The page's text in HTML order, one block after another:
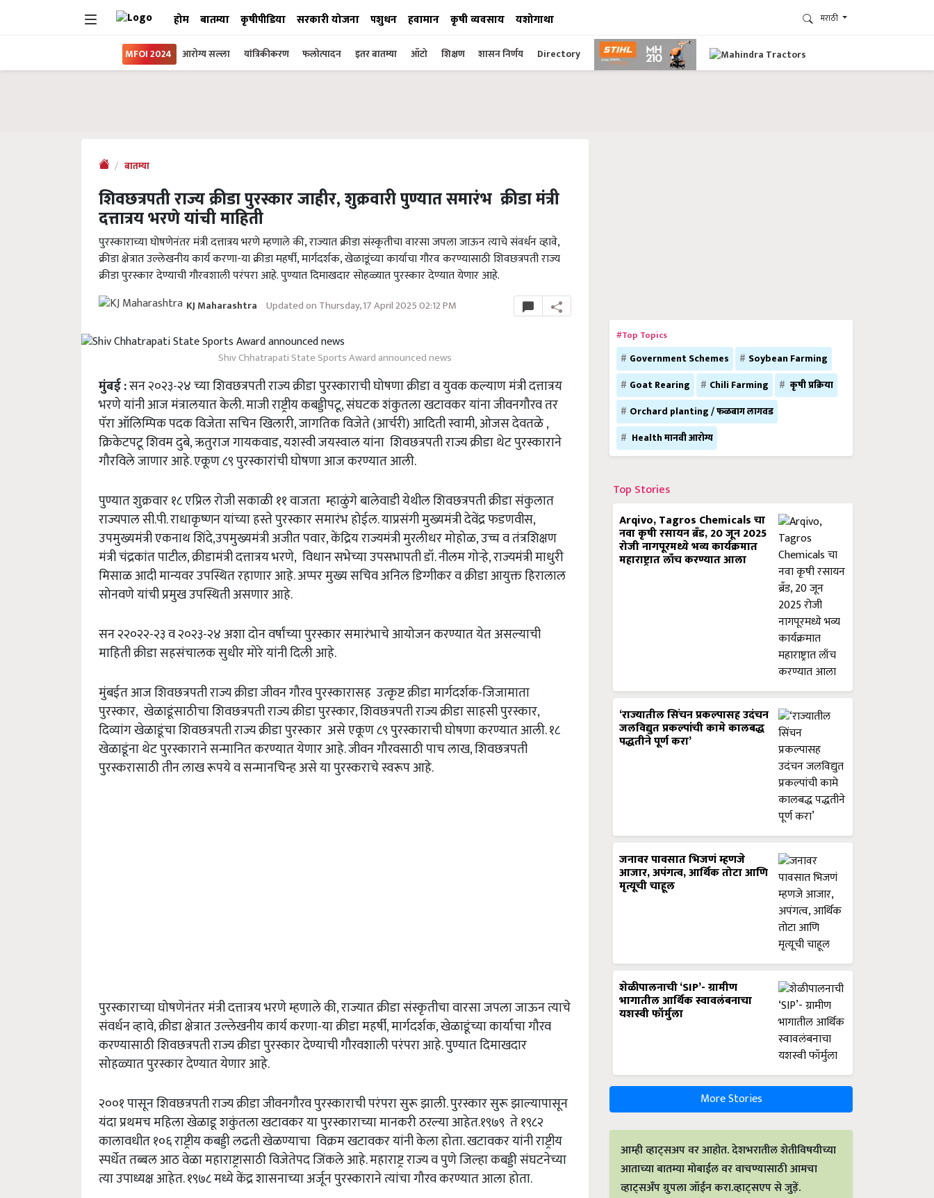
होम बातम्या कृषीपीडिया सरकारी योजना पशुधन हवामान कृषी व्यवसाय यशोगाथा मराठी
MFOI 2024 आरोग्य सल्ला यांत्रिकीकरण फलोत्पादन इतर बातम्या ऑटो शिक्षण शासन निर्णय Directory
बातम्या
शिवछत्रपती राज्य क्रीडा पुरस्कार जाहीर, शुक्रवारी पुण्यात समारंभ क्रीडा मंत्री
दत्तात्रय भरणे यांची माहिती
पुरस्काराच्या घोषणेनंतर मंत्री दत्तात्रय भरणे म्हणाले की, राज्यात क्रीडा संस्कृतीचा वारसा जपला जाऊन त्याचे संवर्धन व्हावे,
क्रीडा क्षेत्रात उल्लेखनीय कार्य करणा-या क्रीडा महर्षी, मार्गदर्शक, खेळाडूंच्या कार्याचा गौरव करण्यासाठी शिवछत्रपती राज्य
क्रीडा पुरस्कार देण्याची गौरवशाली परंपरा आहे. पुण्यात दिमाखदार सोहळ्यात पुरस्कार देण्यात येणार आहे.
KJ Maharashtra Updated on Thursday, 17 April 2025 02:12 PM
Shiv Chhatrapati State Sports Award announced news
मुंबई :सन २०२३-२४ च्या शिवछत्रपती राज्य क्रीडा पुरस्काराची घोषणा क्रीडा व युवक कल्याण मंत्री दत्तात्रय
भरणे यांनी आज मंत्रालयात केली. माजी राष्ट्रीय कबड्डीपटू, संघटक शंकुतला खटावकर यांना जीवनगौरव तर
पॅरा ऑलिम्पिक पदक विजेता सचिन खिलारी, जागतिक विजेते (आर्चरी) आदिती स्वामी, ओजस देवतळे ,
क्रिकेटपटू शिवम दुबे, ऋतुराज गायकवाड, यशस्वी जयस्वाल यांना शिवछत्रपती राज्य क्रीडा थेट पुरस्काराने
गौरविले जाणार आहे. एकूण ८९ पुरस्कारांची घोषणा आज करण्यात आली.
पुण्यात शुक्रवार १८ एप्रिल रोजी सकाळी ११ वाजता म्हाळुंगे बालेवाडी येथील शिवछत्रपती क्रीडा संकुलात
राज्यपाल सी.पी. राधाकृष्णन यांच्या हस्ते पुरस्कार समारंभ होईल. याप्रसंगी मुख्यमंत्री देवेंद्र फडणवीस,
उपमुख्यमंत्री एकनाथ शिंदे,उपमुख्यमंत्री अजीत पवार, केंद्रिय राज्यमंत्री मुरलीधर मोहोळ, उच्च व तंत्रशिक्षण
मंत्री चंद्रकांत पाटील, क्रीडामंत्री दत्तात्रय भरणे, विधान सभेच्या उपसभापती डॉ. नीलम गोर्‍हे, राज्यमंत्री माधुरी
मिसाळ आदी मान्यवर उपस्थित रहाणार आहे. अप्पर मुख्य सचिव अनिल डिग्गीकर व क्रीडा आयुक्त हिरालाल
सोनवणे यांची प्रमुख उपस्थिती असणार आहे.
सन २२०२२-२३ व २०२३-२४ अशा दोन वर्षांच्या पुरस्कार समारंभाचे आयोजन करण्यात येत असल्याची
माहिती क्रीडा सहसंचालक सुधीर मोरे यांनी दिली आहे.
मुंबईत आज शिवछत्रपती राज्य क्रीडा जीवन गौरव पुरस्कारासह उत्कृष्ट क्रीडा मार्गदर्शक-जिजामाता
पुरस्कार, खेळाडूंसाठीचा शिवछत्रपती राज्य क्रीडा पुरस्कार, शिवछत्रपती राज्य क्रीडा साहसी पुरस्कार,
दिव्यांग खेळाडूंचा शिवछत्रपती राज्य क्रीडा पुरस्कार असे एकूण ८९ पुरस्काराची घोषणा करण्यात आली. १८
खेळाडूंना थेट पुरस्काराने सन्मानित करण्यात येणार आहे. जीवन गौरवसाठी पाच लाख, शिवछत्रपती
पुरस्करासाठी तीन लाख रूपये व सन्मानचिन्ह असे या पुरस्कराचे स्वरूप आहे.
पुरस्काराच्या घोषणेनंतर मंत्री दत्तात्रय भरणे म्हणाले की, राज्यात क्रीडा संस्कृतीचा वारसा जपला जाऊन त्याचे
संवर्धन व्हावे, क्रीडा क्षेत्रात उल्लेखनीय कार्य करणा-या क्रीडा महर्षी, मार्गदर्शक, खेळाडूंच्या कार्याचा गौरव
करण्यासाठी शिवछत्रपती राज्य क्रीडा पुरस्कार देण्याची गौरवशाली परंपरा आहे. पुण्यात दिमाखदार
सोहळ्यात पुरस्कार देण्यात येणार आहे.
२००१ पासून शिवछत्रपती राज्य क्रीडा जीवनगौरव पुरस्काराची परंपरा सुरू झाली. पुरस्कार सुरू झाल्यापासून
यंदा प्रथमच महिला खेळाडू शकुंतला खटावकर या पुरस्काराच्या मानकरी ठरल्या आहेत.१९७९ ते १९८२
कालावधीत १०६ राष्ट्रीय कबड्डी लढती खेळण्याचा विक्रम खटावकर यांनी केला होता. खटावकर यांनी राष्ट्रीय
स्पर्धेत तब्बल आठ वेळा महाराष्ट्रासाठी विजेतेपद जिंकले आहे. महाराष्ट्र राज्य व पुणे जिल्हा कबड्डी संघटनेच्या
त्या उपाध्यक्ष आहेत. १९७८ मध्ये केंद्र शासनाच्या अर्जून पुरस्काराने त्यांचा गौरव करण्यात आला होता.
#Top Topics
Government Schemes
Soybean Farming
Goat Rearing
Chili Farming
कृषी प्रक्रिया
Orchard planting / फळबाग लागवड
Health मानवी आरोग्य
Top Stories
Arqivo, Tagros Chemicals चा
नवा कृषी रसायन ब्रँड, 20 जून 2025
रोजी नागपूरमध्ये भव्य कार्यक्रमात
महाराष्ट्रात लाँच करण्यात आला
‘राज्यातील सिंचन प्रकल्पासह उदंचन
जलविद्युत प्रकल्पांची कामे कालबद्ध
पद्धतीने पूर्ण करा’
जनावर पावसात भिजणं म्हणजे
आजार, अपंगत्व, आर्थिक तोटा आणि
मृत्यूची चाहूल
शेळीपालनाची ‘SIP’- ग्रामीण
भागातील आर्थिक स्वावलंबनाचा
यशस्वी फॉर्मुला
More Stories
आम्ही व्हाट्सअप वर आहोत. देशभरातील शेतीविषयीच्या
आताच्या बातम्या मोबाईल वर वाचण्यासाठी आमचा
व्हाट्सअँप ग्रुपला जॉईन करा.व्हाट्सएप से जुड़ें.